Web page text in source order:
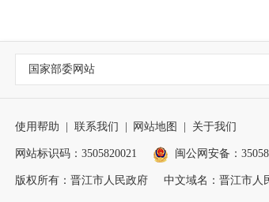
国家部委网站
使用帮助 联系我们 网站地图 关于我们
网站标识码：3505820021 闽公网安备：
版权所有：晋江市人民政府 中文域名：晋江市人